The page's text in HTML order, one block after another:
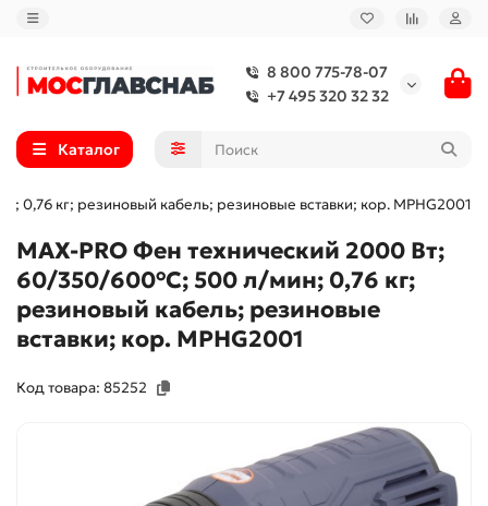
8 800 775-78-07
+7 495 320 32 32
Каталог
кг; резиновый кабель; резиновые вставки; кор. MPHG2001
MAX-PRO Фен технический 2000 Вт;
60/350/600°C; 500 л/мин; 0,76 кг;
резиновый кабель; резиновые
вставки; кор. MPHG2001
Код товара: 85252